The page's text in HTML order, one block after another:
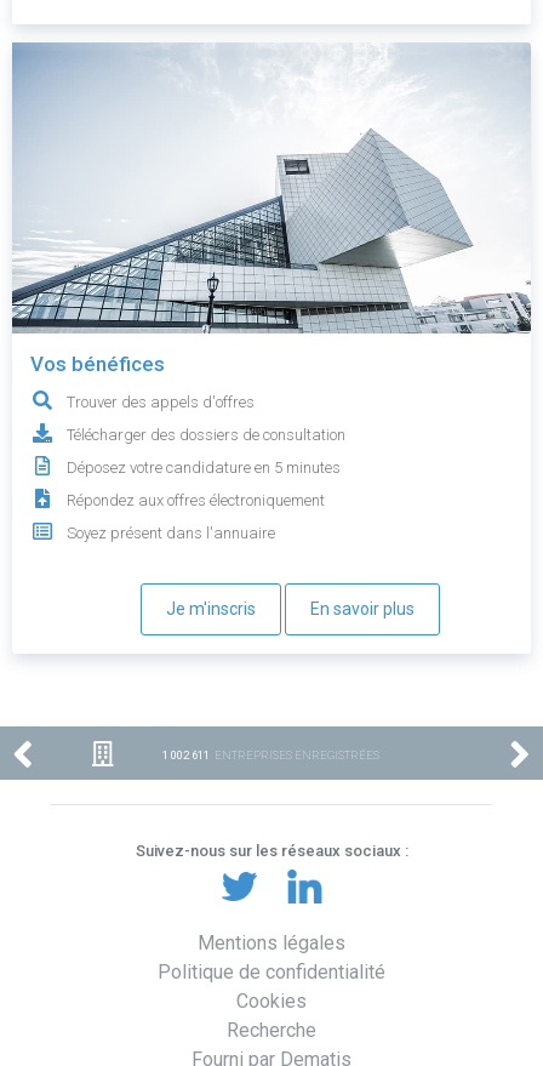
Vos bénéfices
Trouver des appels d'offres
Télécharger des dossiers de consultation
Déposez votre candidature en 5 minutes
Répondez aux offres électroniquement
Soyez présent dans l'annuaire
Je m'inscris En savoir plus
1 002 611 ENTREPRISES ENREGISTRÉES
Suivez-nous sur les réseaux sociaux :
Mentions légales
Politique de confidentialité
Cookies
Recherche
Fourni par Dematis